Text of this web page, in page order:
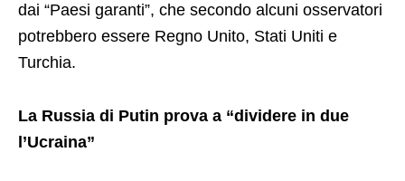
dai “Paesi garanti”, che secondo alcuni osservatori
potrebbero essere Regno Unito, Stati Uniti e
Turchia.
La Russia di Putin prova a “dividere in due
l’Ucraina”